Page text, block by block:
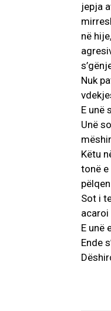
jepja
në
Nuk
E unë
Unë
Këtu
tonë e
Sot i
acaroi
E unë
Ende